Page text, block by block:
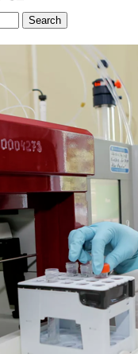
Search